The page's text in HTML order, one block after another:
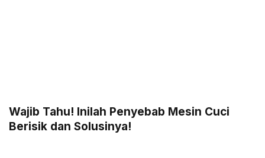
Wajib Tahu! Inilah Penyebab Mesin Cuci
Berisik dan Solusinya!